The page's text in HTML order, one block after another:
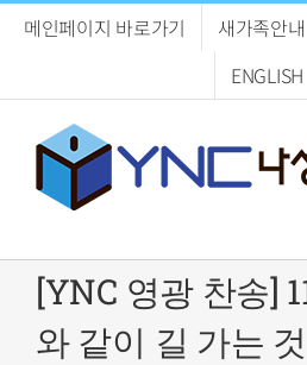
메인페이지 바로가기 새가족안내
ENGLISH
[YNC 영광 찬송]
와 같이 길 가는